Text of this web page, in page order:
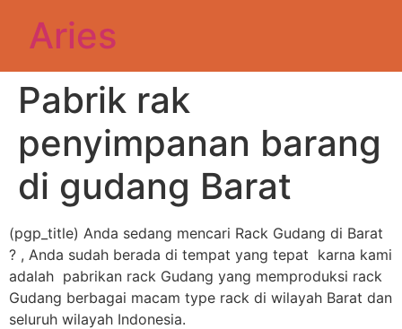
Aries
Pabrik rak
penyimpanan barang
di gudang Barat
(pgp_title) Anda sedang mencari Rack Gudang di Barat
? , Anda sudah berada di tempat yang tepat karna kami
adalah pabrikan rack Gudang yang memproduksi rack
Gudang berbagai macam type rack di wilayah Barat dan
seluruh wilayah Indonesia.